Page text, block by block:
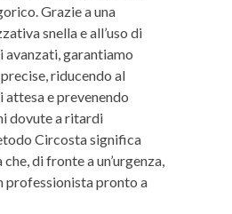
Grazie a una
snella e all’uso di
garantiamo
riducendo al
e prevenendo
dovute a ritardi
Circosta significa
di fronte a un’urgenza,
professionista pronto a